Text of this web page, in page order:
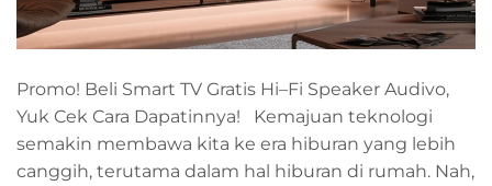
Promo! Beli Smart TV Gratis Hi–Fi Speaker Audivo,
Yuk Cek Cara Dapatinnya! Kemajuan teknologi
semakin membawa kita ke era hiburan yang lebih
canggih, terutama dalam hal hiburan di rumah. Nah,